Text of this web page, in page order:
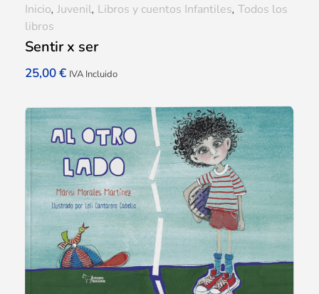
Sentir x ser
25,00€ IVA Incluido
Inicio, Juvenil, Libros y cuentos Infantiles, Todos los
libros